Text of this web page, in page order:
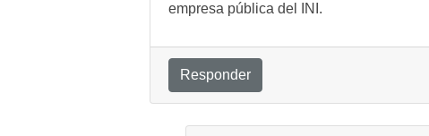
empresa pública del INI.
Responder